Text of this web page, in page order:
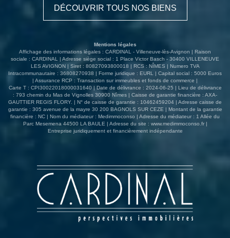
DÉCOUVRIR TOUS NOS BIENS
Mentions légales
Affichage des informations légales : CARDINAL - Villeneuve-lès-Avignon | Raison
sociale : CARDINAL | Adresse siège social : 1 Place Victor Basch - 30400 VILLENEUVE
LES AVIGNON | Siret : 80827093800018 | RCS : NÎMES | Numero TVA
Intracommunautaire : 36808270938 | Forme juridique : EURL | Capital social : 5000 Euros
| Assurance RCP : Transaction sur immeubles et fonds de commerce |
Carte T : CPI30022018000031640 | Date de délivrance : 2024-06-25 | Lieu de délivrance
: 793 chemin du Mas de Vignolles 30900 Nîmes | Caisse de garantie financière : AXA-
GAUTTIER REGIS FLORY. | N° de caisse de garantie : 10462459204 | Adresse caisse de
garantie : 305 avenue de la mayre 30 200 BAGNOLS SUR CEZE | Montant de la garantie
financière : NC | Nom du médiateur : Medimmoconso | Adresse du médiateur : 1 Allée du
Parc Mesemena 44500 LA BAULE | Adresse du site : www.medimmoconso.fr|
Entreprise juridiquement et financièrement indépendante